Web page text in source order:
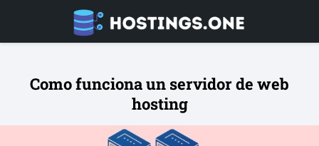
Como funciona un servidor de web
hosting